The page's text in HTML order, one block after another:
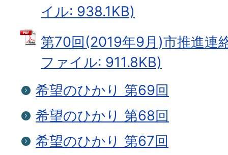
イル: 938.1KB)
第70回(2019年9月)市推進連
ファイル: 911.8KB)
希望のひかり 第69回
希望のひかり 第68回
希望のひかり 第67回